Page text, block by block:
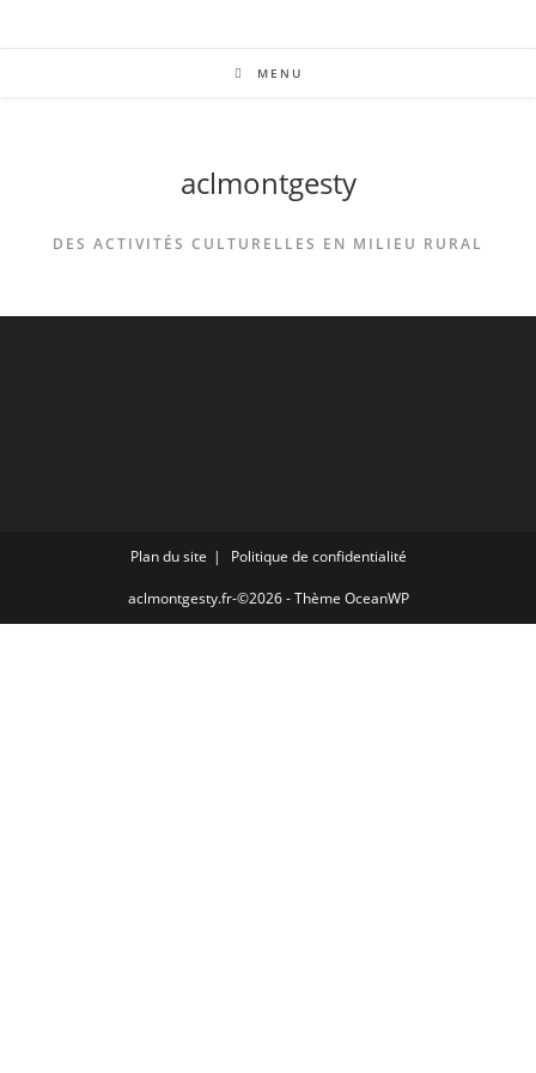
MENU
aclmontgesty
DES ACTIVITÉS CULTURELLES EN MILIEU RURAL
Plan du site Politique de confidentialité
aclmontgesty.fr-©2026 - Thème OceanWP